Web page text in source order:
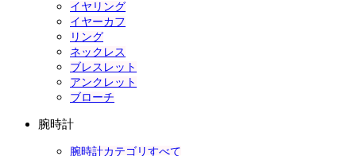
イヤリング
イヤーカフ
リング
ネックレス
ブレスレット
アンクレット
ブローチ
腕時計
腕時計カテゴリすべて